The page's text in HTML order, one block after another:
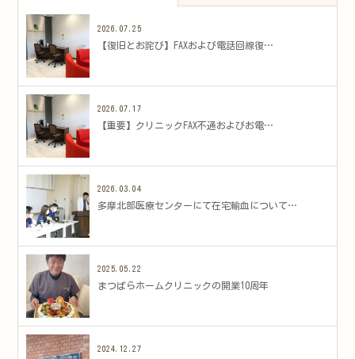
2026.07.25
​【復旧とお詫び】FAXおよび電話回線復…
2026.07.17
​【重要】クリニックFAX不通およびお電…
2026.03.04
多摩北部医療センターにて在宅輸血について…
2025.05.22
まつばらホームクリニックの開業10周年
2024.12.27